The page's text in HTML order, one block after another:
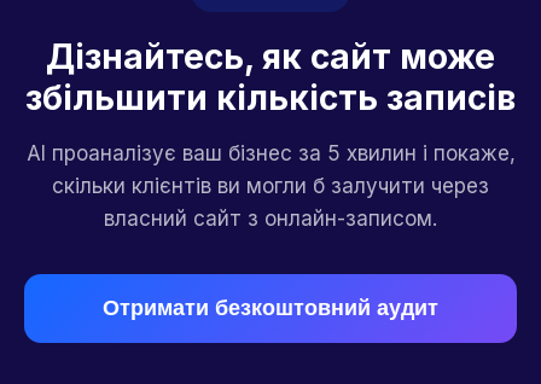
Дізнайтесь, як сайт може
збільшити кількість записів
AI проаналізує ваш бізнес за 5 хвилин і покаже,
скільки клієнтів ви могли б залучити через
власний сайт з онлайн-записом.
Отримати безкоштовний аудит